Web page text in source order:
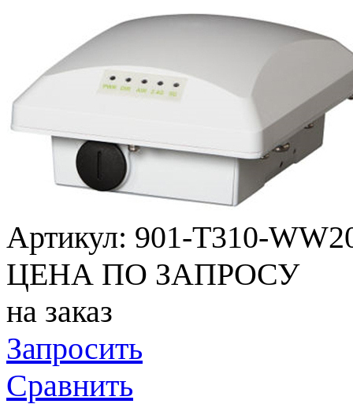
Артикул: 901-T310-
ЦЕНА ПО ЗАПРОСУ
на заказ
Запросить
Сравнить